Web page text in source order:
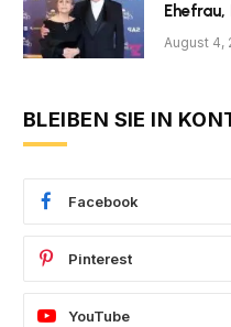
August 4,
BLEIBEN SIE IN
Facebook
Pinterest
YouTube